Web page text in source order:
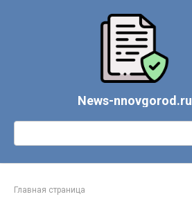
News-nnovgorod.ru
Поиск:
Главная страница